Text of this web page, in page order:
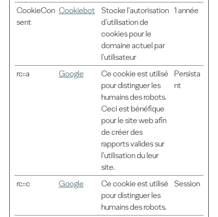
CookieCon
sent
Cookiebot
Stocke l'autorisation
d'utilisation de
cookies pour le
domaine actuel par
l'utilisateur
1 année
rc::a Google
Ce cookie est utilisé
pour distinguer les
humains des robots.
Ceci est bénéfique
pour le site web afin
de créer des
rapports valides sur
l'utilisation du leur
site.
Persista
nt
rc::c Google
Ce cookie est utilisé
pour distinguer les
humains des robots.
Session